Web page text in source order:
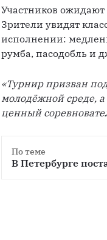
Участников
Зрители увидят
исполнении:
румба, пасодобль и
«Турнир призван
молодёжной среде, а
ценный
По теме
В Петербурге